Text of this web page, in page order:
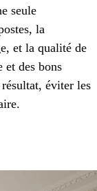
seule
la
et la qualité de
et des bons
éviter les